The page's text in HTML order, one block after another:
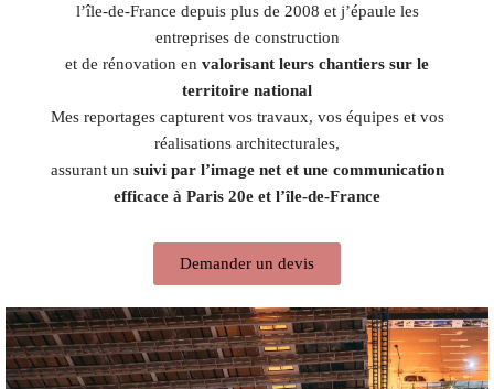
l’île-de-France depuis plus de 2008 et j’épaule les
entreprises de construction
et de rénovation en valorisant leurs chantiers sur le
territoire national
Mes reportages capturent vos travaux, vos équipes et vos
réalisations architecturales,
assurant un suivi par l’image net et une communication
efficace à Paris 20e et l’île-de-France
Demander un devis